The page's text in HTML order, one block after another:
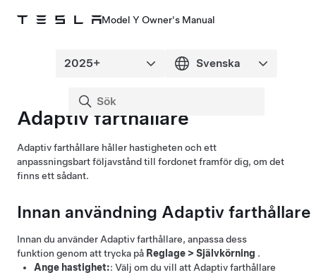
Model Y Owner's Manual
Adaptiv farthållare
Adaptiv farthållare håller hastigheten och ett
anpassningsbart följavstånd till fordonet framför dig, om det
finns ett sådant.
Innan användning Adaptiv farthållare
Innan du använder Adaptiv farthållare, anpassa dess
funktion genom att trycka på Reglage > Självkörning .
Ange hastighet:: Välj om du vill att Adaptiv farthållare